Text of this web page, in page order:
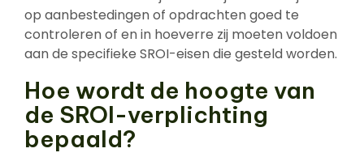
op aanbestedingen of opdrachten goed te
controleren of en in hoeverre zij moeten voldoen
aan de specifieke SROI-eisen die gesteld worden.
Hoe wordt de hoogte van
de SROI-verplichting
bepaald?